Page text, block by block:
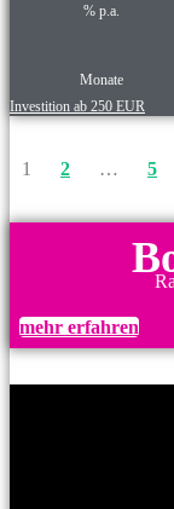
% p.a.
Monate
Investition ab 250 EUR
1 2 … 5
mehr erfahren